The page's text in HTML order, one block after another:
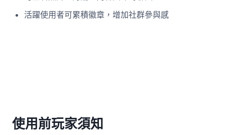
活躍使用者可累積徽章，增加社群參與感
使用前玩家須知